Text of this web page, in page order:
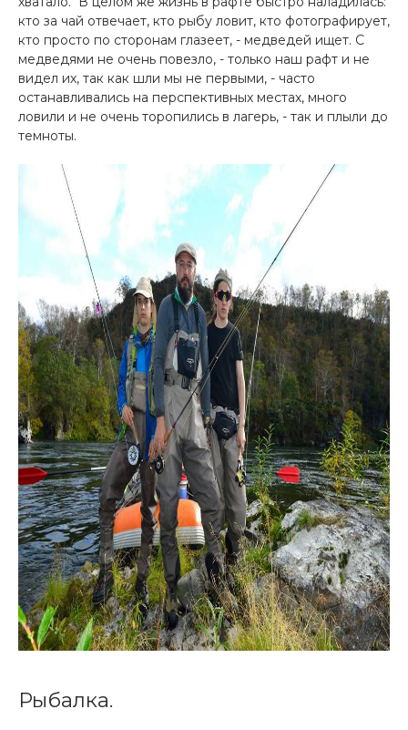
кто за чай отвечает, кто рыбу ловит, кто фотографирует,
кто просто по сторонам глазеет, - медведей ищет. С
медведями не очень повезло, - только наш рафт и не
видел их, так как шли мы не первыми, - часто
останавливались на перспективных местах, много
ловили и не очень торопились в лагерь, - так и плыли до
темноты.
Рыбалка.